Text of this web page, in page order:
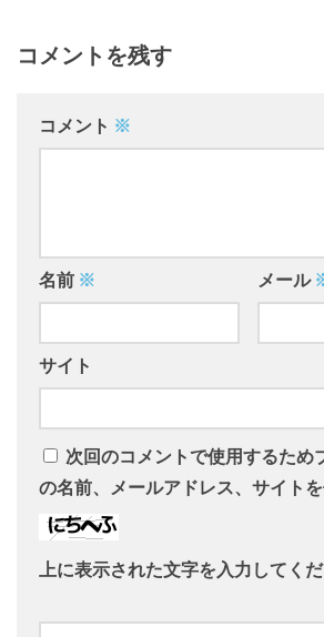
コメントを残す
コメント ※
名前 ※ メール
サイト
次回のコメントで使用するため
の名前、メールアドレス、サイトを
上に表示された文字を入力してくだ